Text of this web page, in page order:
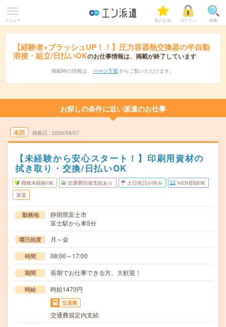
メニュー 気になる! ログイン 検索
【経験者×ブラッシュUP！！】圧力容器熱交換器の半自動
溶接・組立/日払いOKのお仕事情報は、掲載が終了しています
掲載時の情報は、 ページ下部 からご覧いただけます。
お探しの条件に近い派遣のお仕事
未読 掲載日 2026/08/07
【未経験から安心スタート！】印刷用資材の
拭き取り・交換/日払いOK
職種未経験OK 交通費別途支給あり 土日祝日が休み WEB登録OK
派遣
勤務地
静岡県富士市
富士駅から車5分
曜日頻度 月～金
時間 08:00～17:00
期間 長期でお仕事できる方、大歓迎！
時給 時給1470円
交通費
交通費規定内支給